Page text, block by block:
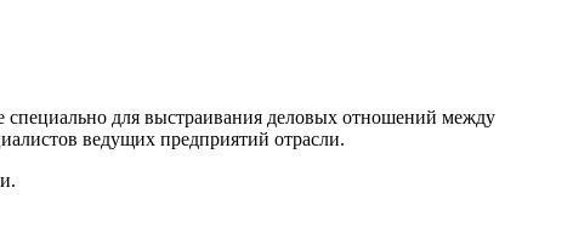
для выстраивания деловых отношений между
ведущих предприятий отрасли.